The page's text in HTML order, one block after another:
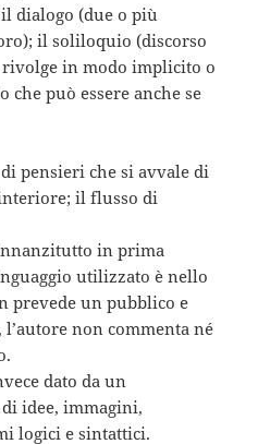
dialogo (due o più
il soliloquio (discorso
in modo implicito o
può essere anche se
pensieri che si avvale di
il flusso di
in prima
utilizzato è nello
prevede un pubblico e
non commenta né
dato da un
di idee, immagini,
logici e sintattici.